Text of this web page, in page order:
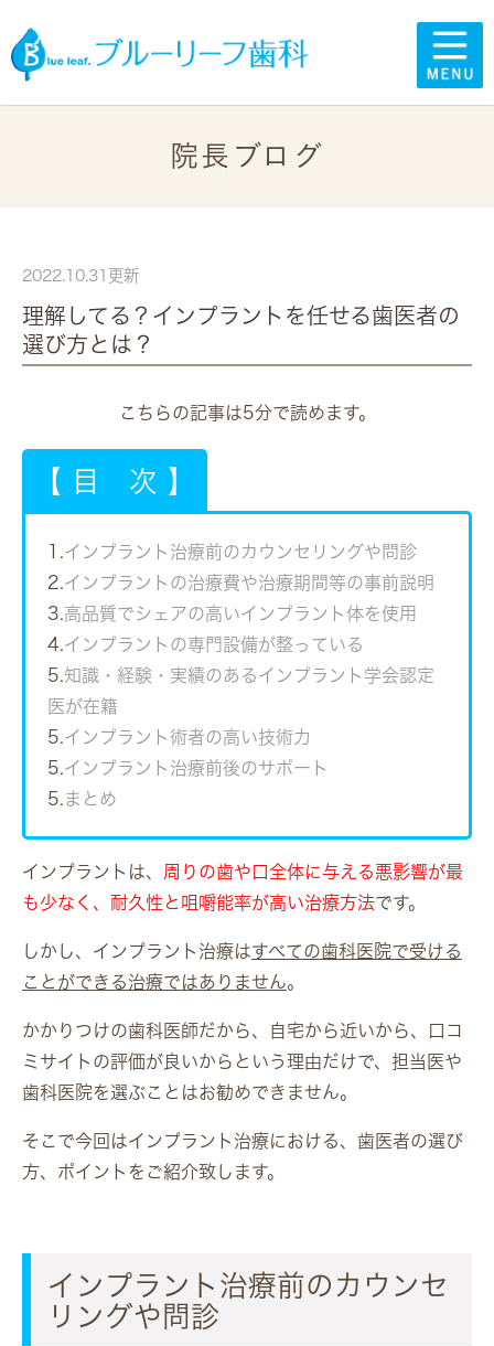
院長ブログ
2022.10.31更新
理解してる？インプラントを任せる歯医者の
選び方とは？
こちらの記事は5分で読めます。
【 目 次 】
1. インプラント治療前のカウンセリングや問診
2. インプラントの治療費や治療期間等の事前説明
3. 高品質でシェアの高いインプラント体を使用
4. インプラントの専門設備が整っている
5. 知識・経験・実績のあるインプラント学会認定
医が在籍
5. インプラント術者の高い技術力
5. インプラント治療前後のサポート
5. まとめ
インプラントは、 周りの歯や口全体に与える悪影響が最
も少なく、耐久性と咀嚼能率が高い治療方法です。
しかし、インプラント治療はすべての歯科医院で受ける
ことができる治療ではありません。
かかりつけの歯科医師だから、自宅から近いから、口コ
ミサイトの評価が良いからという理由だけで、担当医や
歯科医院を選ぶことはお勧めできません。
そこで今回はインプラント治療における、歯医者の選び
方、ポイントをご紹介致します。
インプラント治療前のカウンセ
リングや問診